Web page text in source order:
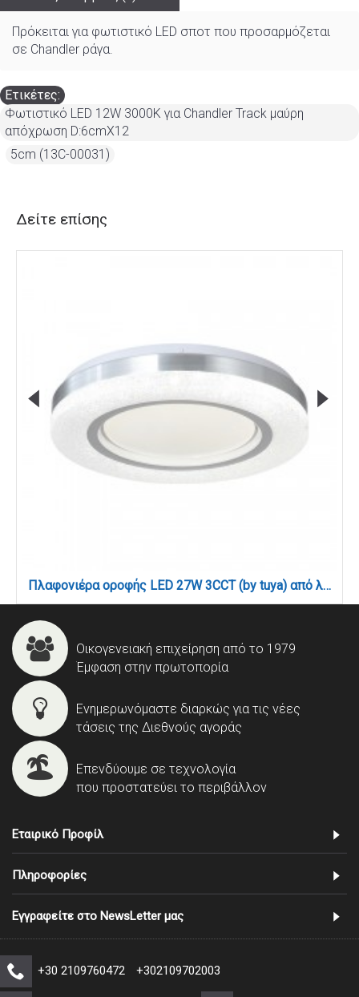
Πρόκειται για φωτιστικό LED σποτ που προσαρμόζεται
σε Chandler ράγα.
Ετικέτες:
Φωτιστικό LED 12W 3000K για Chandler Track μαύρη
απόχρωση D:6cmX12
5cm (13C-00031)
Δείτε επίσης
Πλαφονιέρα οροφής LED 27W 3CCT (by tuya) από λευκό και ασημί ακρυλικό D:40cm (42016-B)
Οικογενειακή επιχείρηση από το 1979
Έμφαση στην πρωτοπορία
Ενημερωνόμαστε διαρκώς για τις νέες
τάσεις της Διεθνούς αγοράς
Επενδύουμε σε τεχνολογία
που προστατεύει το περιβάλλον
Εταιρικό Προφίλ
Πληροφορίες
Εγγραφείτε στο NewsLetter μας
+30 2109760472 +302109702003